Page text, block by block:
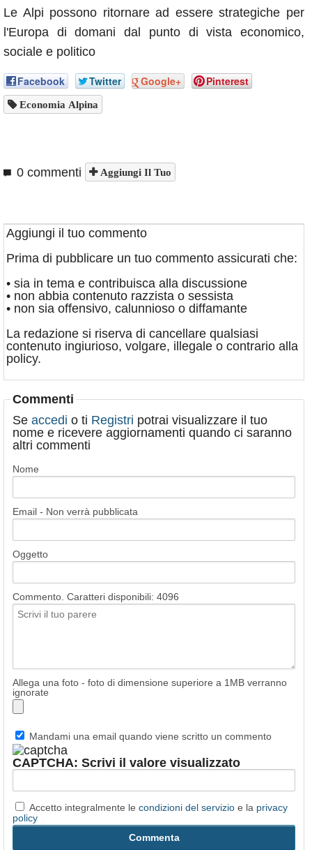
Le Alpi possono ritornare ad essere strategiche per
l'Europa di domani dal punto di vista economico,
sociale e politico
Facebook Twitter Google+ Pinterest
Economia Alpina
0 commenti Aggiungi Il Tuo
Aggiungi il tuo commento
Prima di pubblicare un tuo commento assicurati che:
• sia in tema e contribuisca alla discussione
• non abbia contenuto razzista o sessista
• non sia offensivo, calunnioso o diffamante
La redazione si riserva di cancellare qualsiasi
contenuto ingiurioso, volgare, illegale o contrario alla
policy.
Commenti
Se accedi o ti Registri potrai visualizzare il tuo
nome e ricevere aggiornamenti quando ci saranno
altri commenti
Nome
Email - Non verrà pubblicata
Oggetto
Commento. Caratteri disponibili: 4096
Allega una foto - foto di dimensione superiore a 1MB verranno
ignorate
Mandami una email quando viene scritto un commento
CAPTCHA: Scrivi il valore visualizzato
Accetto integralmente le condizioni del servizio e la privacy
policy